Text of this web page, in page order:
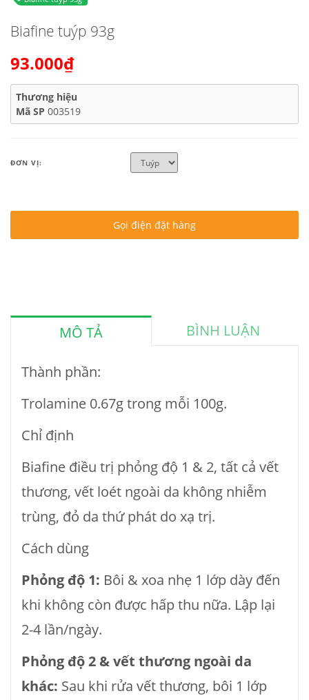
Biafine tuýp 93g
93.000₫
Thương hiệu
Mã SP 003519
ĐƠN VỊ:
Gọi điện đặt hàng
MÔ TẢ BÌNH LUẬN
Thành phần:
Trolamine 0.67g trong mỗi 100g.
Chỉ định
Biafine điều trị phỏng độ 1 & 2, tất cả vết
thương, vết loét ngoài da không nhiễm
trùng, đỏ da thứ phát do xạ trị.
Cách dùng
Phỏng độ 1: Bôi & xoa nhẹ 1 lớp dày đến
khi không còn được hấp thu nữa. Lập lại
2-4 lần/ngày.
Phỏng độ 2 & vết thương ngoài da
khác: Sau khi rửa vết thương, bôi 1 lớp